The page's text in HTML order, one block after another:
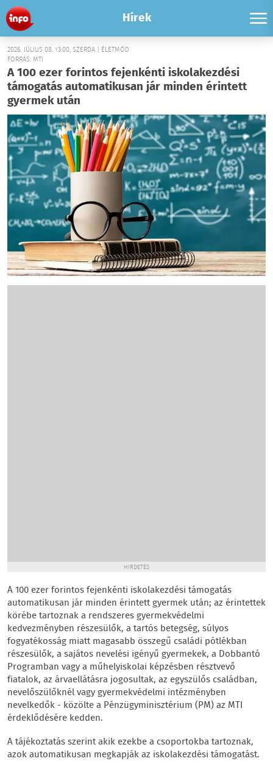
Hírek
2026. JÚLIUS 08. 13:00, SZERDA | ÉLETMÓD
FORRÁS: MTI
A 100 ezer forintos fejenkénti iskolakezdési
támogatás automatikusan jár minden érintett
gyermek után
HIRDETÉS
A 100 ezer forintos fejenkénti iskolakezdési támogatás
automatikusan jár minden érintett gyermek után; az érintettek
körébe tartoznak a rendszeres gyermekvédelmi
kedvezményben részesülők, a tartós betegség, súlyos
fogyatékosság miatt magasabb összegű családi pótlékban
részesülők, a sajátos nevelési igényű gyermekek, a Dobbantó
Programban vagy a műhelyiskolai képzésben résztvevő
fiatalok, az árvaellátásra jogosultak, az egyszülős családban,
nevelőszülőknél vagy gyermekvédelmi intézményben
nevelkedők - közölte a Pénzügyminisztérium (PM) az MTI
érdeklődésére kedden.
A tájékoztatás szerint akik ezekbe a csoportokba tartoznak,
azok automatikusan megkapják az iskolakezdési támogatást.